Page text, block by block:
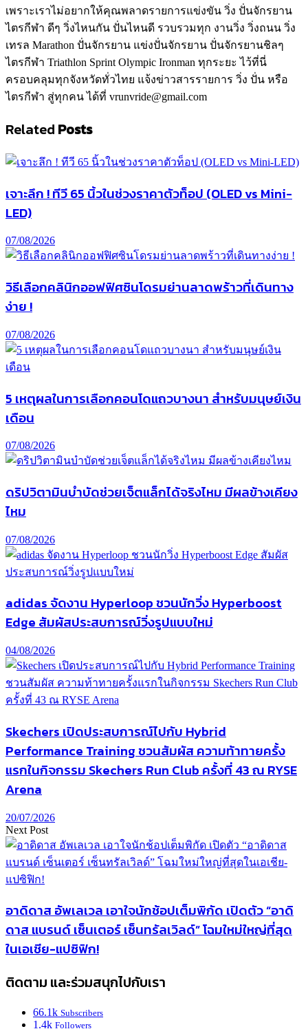
เพราะเราไม่อยากให้คุณพลาดรายการแข่งขัน วิ่ง ปั่นจักรยาน
ไตรกีฬา ดีๆ วิ่งไหนกัน ปั่นไหนดี รวบรวมทุก งานวิ่ง วิ่งถนน วิ่ง
เทรล Marathon ปั่นจักรยาน แข่งปั่นจักรยาน ปั่นจักรยานชิลๆ
ไตรกีฬา Triathlon Sprint Olympic Ironman ทุกระยะ ไว้ที่นี่
ครอบคลุมทุกจังหวัดทั่วไทย แจ้งข่าวสารรายการ วิ่ง ปั่น หรือ
ไตรกีฬา สู่ทุกคน ได้ที่ vrunvride@gmail.com
Related Posts
เจาะลึก ! ทีวี 65 นิ้วในช่วงราคาตัวท็อป (OLED vs Mini-
LED)
07/08/2026
วิธีเลือกคลินิกออฟฟิศซินโดรมย่านลาดพร้าวที่เดินทาง
ง่าย !
07/08/2026
5 เหตุผลในการเลือกคอนโดแถวบางนา สำหรับมนุษย์เงิน
เดือน
07/08/2026
ดริปวิตามินบำบัดช่วยเจ็ตแล็กได้จริงไหม มีผลข้างเคียง
ไหม
07/08/2026
adidas จัดงาน Hyperloop ชวนนักวิ่ง Hyperboost
Edge สัมผัสประสบการณ์วิ่งรูปแบบใหม่
04/08/2026
Skechers เปิดประสบการณ์ไปกับ Hybrid
Performance Training ชวนสัมผัส ความท้าทายครั้ง
แรกในกิจกรรม Skechers Run Club ครั้งที่ 43 ณ RYSE
Arena
20/07/2026
Next Post
อาดิดาส อัพเลเวล เอาใจนักช้อปเต็มพิกัด เปิดตัว “อาดิ
ดาส แบรนด์ เซ็นเตอร์ เซ็นทรัลเวิลด์” โฉมใหม่ใหญ่ที่สุด
ในเอเชีย-แปซิฟิก!
ติดตาม และร่วมสนุกไปกับเรา
66.1k Subscribers
1.4k Followers